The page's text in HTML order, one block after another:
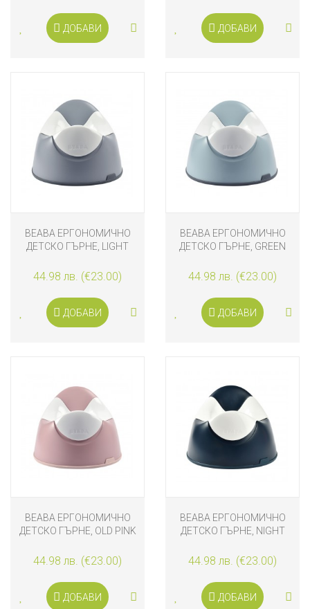
ДОБАВИ ДОБАВИ
BEABA ЕРГОНОМИЧНО
ДЕТСКО ГЪРНЕ, LIGHT
44.98 лв. (€23.00)
ДОБАВИ
BEABA ЕРГОНОМИЧНО
ДЕТСКО ГЪРНЕ, GREEN
44.98 лв. (€23.00)
ДОБАВИ
BEABA ЕРГОНОМИЧНО
ДЕТСКО ГЪРНЕ, OLD PINK
44.98 лв. (€23.00)
ДОБАВИ
BEABA ЕРГОНОМИЧНО
ДЕТСКО ГЪРНЕ, NIGHT
44.98 лв. (€23.00)
ДОБАВИ